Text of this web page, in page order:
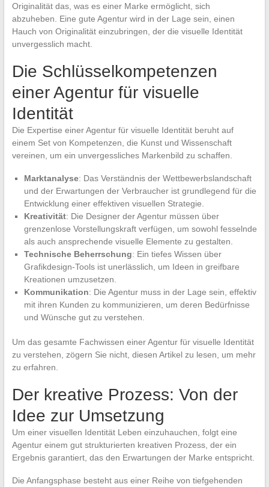
Originalität das, was es einer Marke ermöglicht, sich
abzuheben. Eine gute Agentur wird in der Lage sein, einen
Hauch von Originalität einzubringen, der die visuelle Identität
unvergesslich macht.
Die Schlüsselkompetenzen
einer Agentur für visuelle
Identität
Die Expertise einer Agentur für visuelle Identität beruht auf
einem Set von Kompetenzen, die Kunst und Wissenschaft
vereinen, um ein unvergessliches Markenbild zu schaffen.
Marktanalyse: Das Verständnis der Wettbewerbslandschaft
und der Erwartungen der Verbraucher ist grundlegend für die
Entwicklung einer effektiven visuellen Strategie.
Kreativität: Die Designer der Agentur müssen über
grenzenlose Vorstellungskraft verfügen, um sowohl fesselnde
als auch ansprechende visuelle Elemente zu gestalten.
Technische Beherrschung: Ein tiefes Wissen über
Grafikdesign-Tools ist unerlässlich, um Ideen in greifbare
Kreationen umzusetzen.
Kommunikation: Die Agentur muss in der Lage sein, effektiv
mit ihren Kunden zu kommunizieren, um deren Bedürfnisse
und Wünsche gut zu verstehen.
Um das gesamte Fachwissen einer Agentur für visuelle Identität
zu verstehen, zögern Sie nicht, diesen Artikel zu lesen, um mehr
zu erfahren.
Der kreative Prozess: Von der
Idee zur Umsetzung
Um einer visuellen Identität Leben einzuhauchen, folgt eine
Agentur einem gut strukturierten kreativen Prozess, der ein
Ergebnis garantiert, das den Erwartungen der Marke entspricht.
Die Anfangsphase besteht aus einer Reihe von tiefgehenden